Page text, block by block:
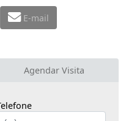
no mercado,
Isso gera confiança no
mediante a
dúvida, entrar
E-mail
Agendar Visita